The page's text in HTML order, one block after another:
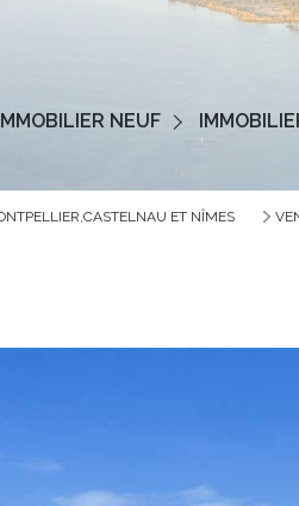
NEUF
Neufs
ET NÎMES